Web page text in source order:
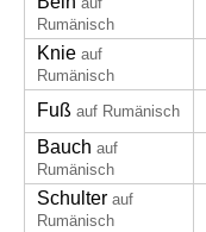
Rumänisch
Knie auf
Rumänisch
Fuß auf Rumänisch
Bauch auf
Rumänisch
Schulter auf
Rumänisch